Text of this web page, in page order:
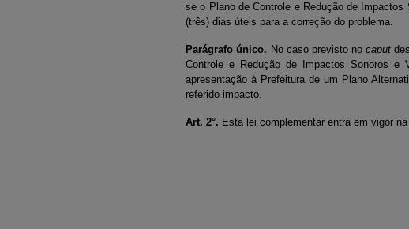
se o Plano de Controle e Redução de
(três) dias úteis para a correção do problema.
Parágrafo único. No caso previsto nocaput
Controle e Redução de Impactos Sonoros
apresentação à Prefeitura de um Plano
referido impacto.
Art. 2°. Esta lei complementar entra em vigor